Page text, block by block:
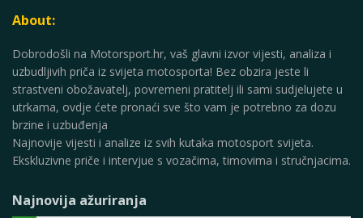
About:
Dobrodošli na Motorsport.hr, vaš glavni izvor vijesti, analiza i
uzbudljivih priča iz svijeta motosporta! Bez obzira jeste li
strastveni obožavatelj, povremeni pratitelj ili sami sudjelujete u
utrkama, ovdje ćete pronaći sve što vam je potrebno za dozu
brzine i uzbuđenja
Najnovije vijesti i analize iz svih kutaka motosport svijeta.
Ekskluzivne priče i intervjue s vozačima, timovima i stručnjacima.
Najnovija ažuriranja